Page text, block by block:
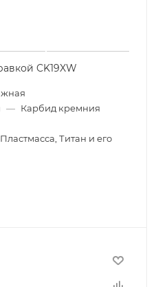
CK19XW
— Карбид кремния
Пластмасса, Титан и его